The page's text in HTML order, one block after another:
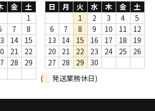
づく表示
金
土
1
7
8
14
15
21
22
28
29
日
月 火 水 木 金
土
1
2 3 4
5
6
7 8 9 10 11
12
13
14 15 16 17 18
19
20
21 22 23 24 25
26
27
28 29
30
(
発送業務休日)